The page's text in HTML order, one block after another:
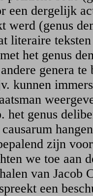
een dergelijk
werd (genus
literaire
het genus
genera te
kunnen
het genus
zijn
we toe aan
van Jacob
een